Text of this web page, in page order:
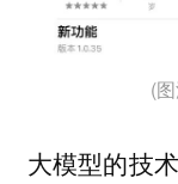
(
大模型的技